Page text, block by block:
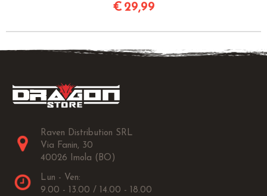
€ 29,99
Raven Distribution SRL
Via Fanin, 30
40026 Imola (BO)
Lun - Ven:
9.00 - 13.00 / 14.00 - 18.00